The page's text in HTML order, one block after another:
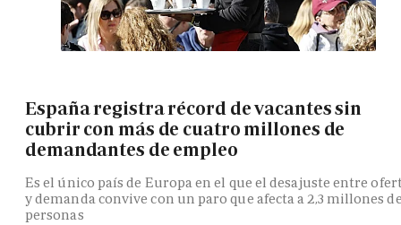
España registra récord de vacantes sin
cubrir con más de cuatro millones de
demandantes de empleo
Es el único país de Europa en el que el desajuste entre
y demanda convive con un paro que afecta a 2,3 millones
personas